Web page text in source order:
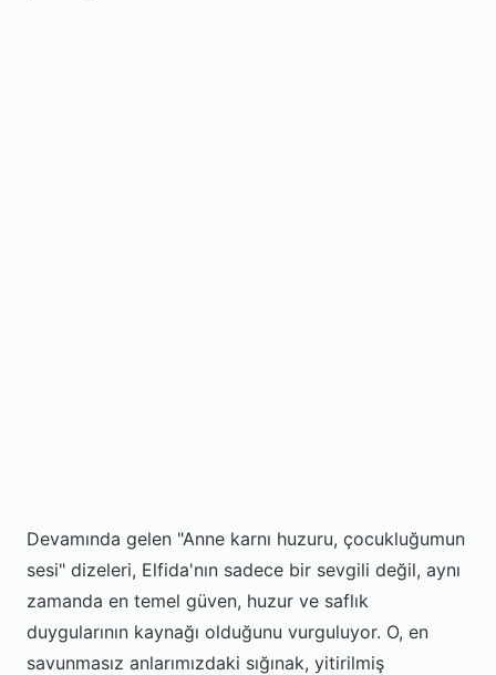
Devamında gelen "Anne karnı huzuru, çocukluğumun
sesi" dizeleri, Elfida'nın sadece bir sevgili değil, aynı
zamanda en temel güven, huzur ve saflık
duygularının kaynağı olduğunu vurguluyor. O, en
savunmasız anlarımızdaki sığınak, yitirilmiş